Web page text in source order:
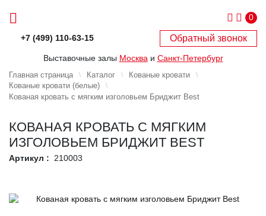
0
+7 (499) 110-63-15 Обратный звонок
Выставочные залы Москва и Санкт-Петербург
Главная страница Каталог
Кованые кровати
Кованые кровати (белые)
Кованая кровать с мягким изголовьем Бриджит Best
КОВАНАЯ КРОВАТЬ С МЯГКИМ
ИЗГОЛОВЬЕМ БРИДЖИТ BEST
Артикул : 210003